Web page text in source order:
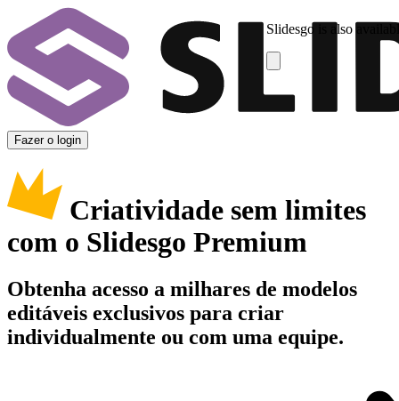
Slidesgo is also
Fazer o login
Criatividade sem limites
com o Slidesgo Premium
Obtenha acesso a milhares de modelos
editáveis exclusivos para criar
individualmente ou com uma equipe.